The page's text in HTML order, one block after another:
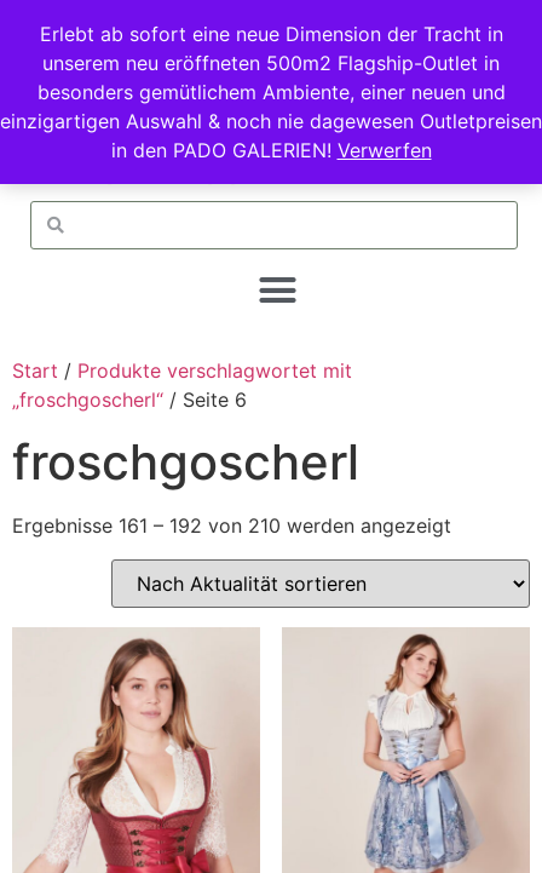
Erlebt ab sofort eine neue Dimension der Tracht in
unserem neu eröffneten 500m2 Flagship-Outlet in
besonders gemütlichem Ambiente, einer neuen und
einzigartigen Auswahl & noch nie dagewesen Outletpreisen
in den PADO GALERIEN! Verwerfen
Start / Produkte verschlagwortet mit
„froschgoscherl“ / Seite 6
froschgoscherl
Ergebnisse 161 – 192 von 210 werden angezeigt